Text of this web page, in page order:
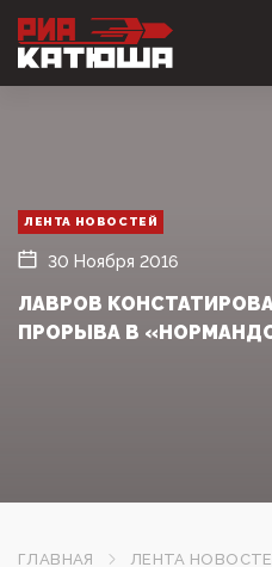
ЛЕНТА НОВОСТЕЙ
30 Ноября 2016
ЛАВРОВ
ПРОРЫВА В
ГЛАВНАЯ
ЛЕНТА